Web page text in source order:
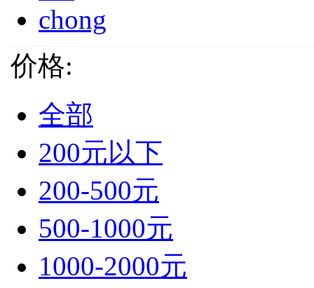
chong
价格:
全部
200元以下
200-500元
500-1000元
1000-2000元